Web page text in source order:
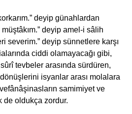
deyip günahlardan
deyip amel-i sâlih
severim.” deyip sünnetlere karşı
ciddi olamayacağı gibi,
tevbeler arasında sürdüren,
dönüşlerini isyanlar arası molalara
samimiyet ve
de oldukça zordur.